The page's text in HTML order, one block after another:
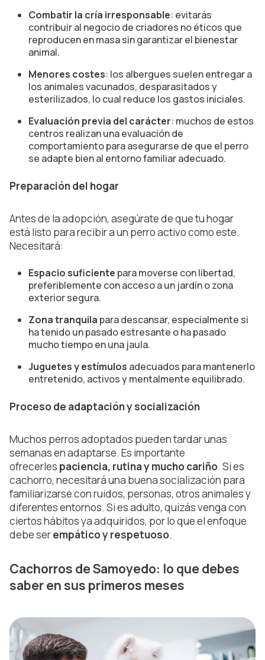
Combatir la cría irresponsable: evitarás
contribuir al negocio de criadores no éticos que
reproducen en masa sin garantizar el bienestar
animal.
Menores costes: los albergues suelen entregar a
los animales vacunados, desparasitados y
esterilizados, lo cual reduce los gastos iniciales.
Evaluación previa del carácter: muchos de estos
centros realizan una evaluación de
comportamiento para asegurarse de que el perro
se adapte bien al entorno familiar adecuado.
Preparación del hogar
Antes de la adopción, asegúrate de que tu hogar
está listo para recibir a un perro activo como este.
Necesitará:
Espacio suficiente para moverse con libertad,
preferiblemente con acceso a un jardín o zona
exterior segura.
Zona tranquila para descansar, especialmente si
ha tenido un pasado estresante o ha pasado
mucho tiempo en una jaula.
Juguetes y estímulos adecuados para mantenerlo
entretenido, activos y mentalmente equilibrado.
Proceso de adaptación y socialización
Muchos perros adoptados pueden tardar unas
semanas en adaptarse. Es importante
ofrecerles paciencia, rutina y mucho cariño. Si es
cachorro, necesitará una buena socialización para
familiarizarse con ruidos, personas, otros animales y
diferentes entornos. Si es adulto, quizás venga con
ciertos hábitos ya adquiridos, por lo que el enfoque
debe serempático y respetuoso.
Cachorros de Samoyedo: lo que debes
saber en sus primeros meses